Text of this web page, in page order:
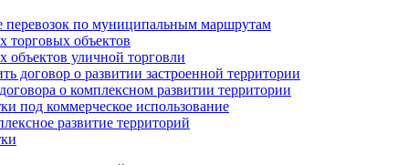
перевозок по муниципальным маршрутам
торговых объектов
объектов уличной торговли
договор о развитии застроенной территории
о комплексном развитии территории
под коммерческое использование
развитие территорий